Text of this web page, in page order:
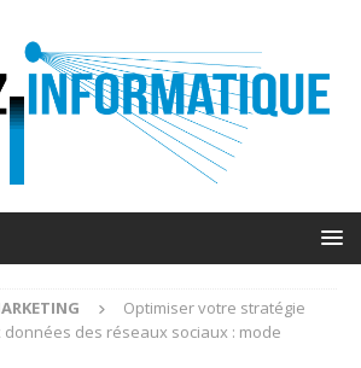
Optimiser votre stratégie
des réseaux sociaux : mode